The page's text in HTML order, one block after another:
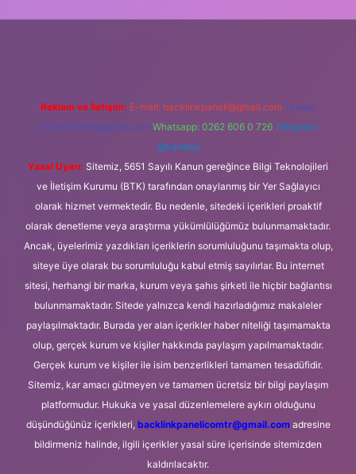
Reklam ve İletişim: E-mail: backlinkpaneli@gmail.com Teams:
forumhizmeti@gmail.com Whatsapp: 0262 606 0 726 Telegram:
@karabul
Yasal Uyarı: Sitemiz, 5651 Sayılı Kanun gereğince Bilgi Teknolojileri
ve İletişim Kurumu (BTK) tarafından onaylanmış bir Yer Sağlayıcı
olarak hizmet vermektedir. Bu nedenle, sitedeki içerikleri proaktif
olarak denetleme veya araştırma yükümlülüğümüz bulunmamaktadır.
Ancak, üyelerimiz yazdıkları içeriklerin sorumluluğunu taşımakta olup,
siteye üye olarak bu sorumluluğu kabul etmiş sayılırlar. Bu internet
sitesi, herhangi bir marka, kurum veya şahıs şirketi ile hiçbir bağlantısı
bulunmamaktadır. Sitede yalnızca kendi hazırladığımız makaleler
paylaşılmaktadır. Burada yer alan içerikler haber niteliği taşımamakta
olup, gerçek kurum ve kişiler hakkında paylaşım yapılmamaktadır.
Gerçek kurum ve kişiler ile isim benzerlikleri tamamen tesadüfidir.
Sitemiz, kar amacı gütmeyen ve tamamen ücretsiz bir bilgi paylaşım
platformudur. Hukuka ve yasal düzenlemelere aykırı olduğunu
düşündüğünüz içerikleri, backlinkpanelicomtr@gmail.comadresine
bildirmeniz halinde, ilgili içerikler yasal süre içerisinde sitemizden
kaldırılacaktır.